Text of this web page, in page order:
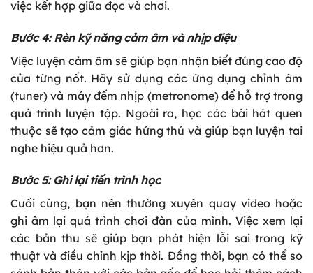
việc kết hợp giữa đọc và chơi.
Bước 4: Rèn kỹ năng cảm âm và nhịp điệu
Việc luyện cảm âm sẽ giúp bạn nhận biết đúng cao độ
của từng nốt. Hãy sử dụng các ứng dụng chỉnh âm
(tuner) và máy đếm nhịp (metronome) để hỗ trợ trong
quá trình luyện tập. Ngoài ra, học các bài hát quen
thuộc sẽ tạo cảm giác hứng thú và giúp bạn luyện tai
nghe hiệu quả hơn.
Bước 5: Ghi lại tiến trình học
Cuối cùng, bạn nên thường xuyên quay video hoặc
ghi âm lại quá trình chơi đàn của mình. Việc xem lại
các bản thu sẽ giúp bạn phát hiện lỗi sai trong kỹ
thuật và điều chỉnh kịp thời. Đồng thời, bạn có thể so